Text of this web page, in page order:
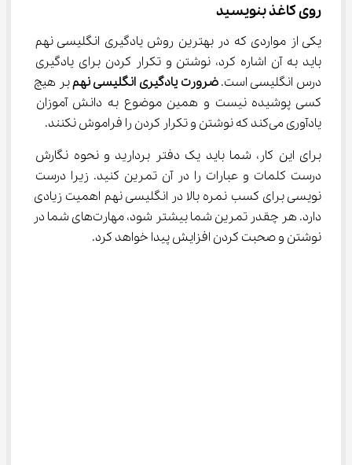
روی کاغذ بنویسید
یکی از مواردی که در بهترین روش یادگیری انگلیسی نهم
باید به آن اشاره کرد، نوشتن و تکرار کردن برای یادگیری
درس انگلیسی است. ضرورت یادگیری انگلیسی نهم بر هیچ
کسی پوشیده نیست و همین موضوع به دانش آموزان
یادآوری می‌کند که نوشتن و تکرار کردن را فراموش نکنند.
برای این کار، شما باید یک دفتر بردارید و نحوه نگارش
درست کلمات و عبارات را در آن تمرین کنید. زیرا درست
نویسی برای کسب نمره بالا در انگلیسی نهم اهمیت زیادی
دارد. هر چقدر تمرین شما بیشتر شود، مهارت‌های شما در
نوشتن و صحبت کردن افزایش پیدا خواهد کرد.